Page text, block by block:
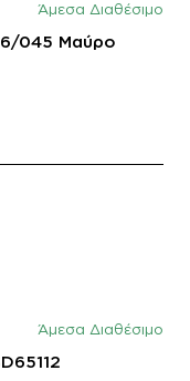
Άμεσα Διαθέσιμο
045 Μαύρο
Άμεσα Διαθέσιμο